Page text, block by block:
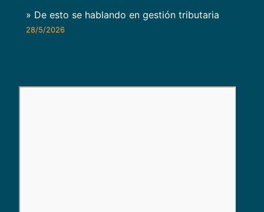
» De esto se hablando en gestión tributaria
28/5/2026